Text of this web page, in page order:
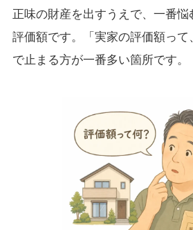
正味の財産を出すうえで、一番
評価額です。「実家の評価額って
で止まる方が一番多い箇所です。